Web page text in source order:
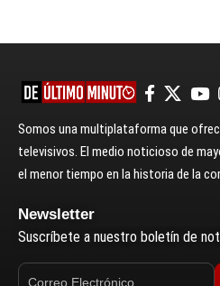
Somos una multiplataforma que
televisivos. El medio noticioso de
el menor tiempo en la historia de la
Newsletter
Suscríbete a nuestro boletín de